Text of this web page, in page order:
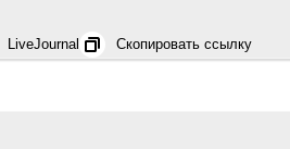
LiveJournal Скопировать ссылку